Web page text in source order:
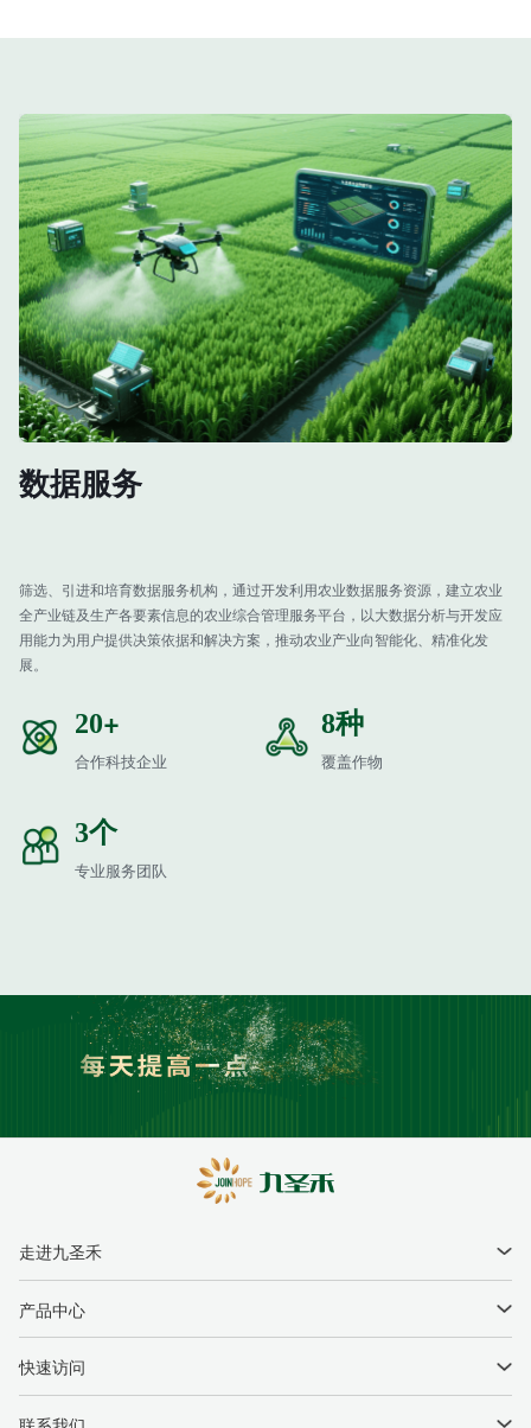
数据服务
筛选、引进和培育数据服务机构，通过开发利用农业数据服务资源，建立农业
全产业链及生产各要素信息的农业综合管理服务平台，以大数据分析与开发应
用能力为用户提供决策依据和解决方案，推动农业产业向智能化、精准化发
展。
20+
合作科技企业
8种
覆盖作物
3个
专业服务团队
走进九圣禾
企业简介
领导关怀
产品中心
种子产品
农业综合服务
快速访问
新闻中心